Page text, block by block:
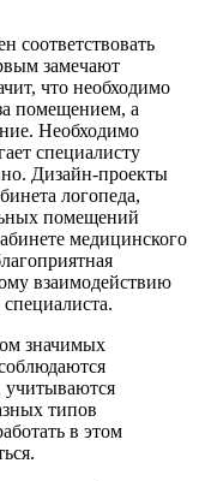
соответствовать
замечают
что необходимо
помещением, а
Необходимо
специалисту
Дизайн-проекты
логопеда,
помещений
медицинского
взаимодействию
значимых
учитываются
типов
в этом